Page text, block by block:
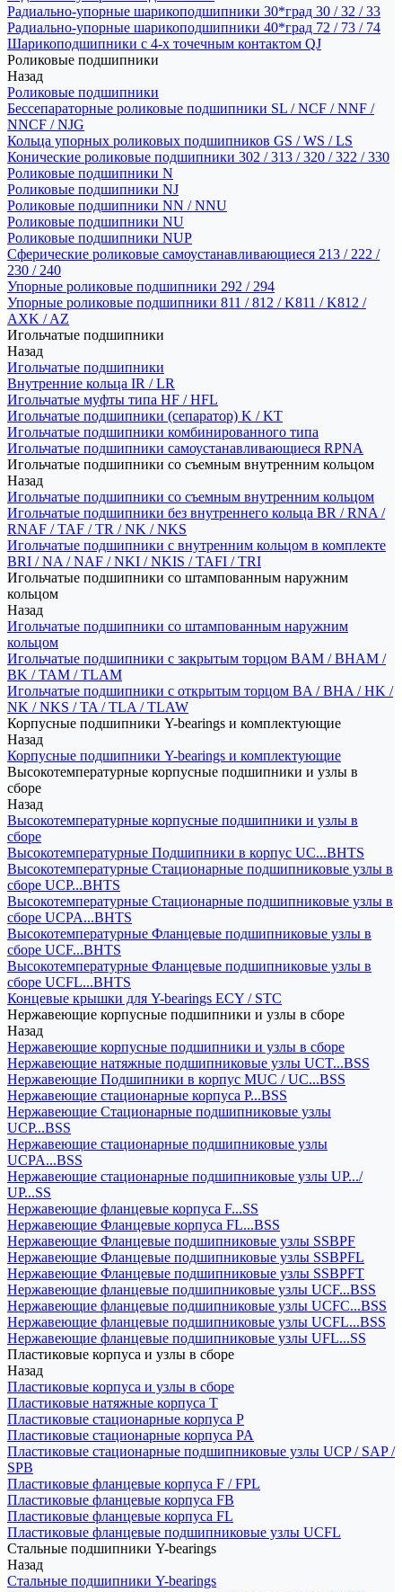
Радиально-упорные шарикоподшипники 30*град 30 / 32 / 33
Радиально-упорные шарикоподшипники 40*град 72 / 73 / 74
Шарикоподшипники с 4-х точечным контактом QJ
Роликовые подшипники
Назад
Роликовые подшипники
Бессепараторные роликовые подшипники SL / NCF / NNF /
NNCF / NJG
Кольца упорных роликовых подшипников GS / WS / LS
Конические роликовые подшипники 302 / 313 / 320 / 322 / 330
Роликовые подшипники N
Роликовые подшипники NJ
Роликовые подшипники NN / NNU
Роликовые подшипники NU
Роликовые подшипники NUP
Сферические роликовые самоустанавливающиеся 213 / 222 /
230 / 240
Упорные роликовые подшипники 292 / 294
Упорные роликовые подшипники 811 / 812 / K811 / K812 /
AXK / AZ
Игольчатые подшипники
Назад
Игольчатые подшипники
Внутренние кольца IR / LR
Игольчатые муфты типа HF / HFL
Игольчатые подшипники (сепаратор) K / KT
Игольчатые подшипники комбинированного типа
Игольчатые подшипники самоустанавливающиеся RPNA
Игольчатые подшипники со съемным внутренним кольцом
Назад
Игольчатые подшипники со съемным внутренним кольцом
Игольчатые подшипники без внутреннего кольца BR / RNA /
RNAF / TAF / TR / NK / NKS
Игольчатые подшипники с внутренним кольцом в комплекте
BRI / NA / NAF / NKI / NKIS / TAFI / TRI
Игольчатые подшипники со штампованным наружним
кольцом
Назад
Игольчатые подшипники со штампованным наружним
кольцом
Игольчатые подшипники с закрытым торцом BAM / BHAM /
BK / TAM / TLAM
Игольчатые подшипники с открытым торцом BA / BHA / HK /
NK / NKS / TA / TLA / TLAW
Корпусные подшипники Y-bearings и комплектующие
Назад
Корпусные подшипники Y-bearings и комплектующие
Высокотемпературные корпусные подшипники и узлы в
сборе
Назад
Высокотемпературные корпусные подшипники и узлы в
сборе
Высокотемпературные Подшипники в корпус UC...BHTS
Высокотемпературные Стационарные подшипниковые узлы в
сборе UCP...BHTS
Высокотемпературные Стационарные подшипниковые узлы в
сборе UCPA...BHTS
Высокотемпературные Фланцевые подшипниковые узлы в
сборе UCF...BHTS
Высокотемпературные Фланцевые подшипниковые узлы в
сборе UCFL...BHTS
Концевые крышки для Y-bearings ECY / STC
Нержавеющие корпусные подшипники и узлы в сборе
Назад
Нержавеющие корпусные подшипники и узлы в сборе
Нержавеющие натяжные подшипниковые узлы UCT...BSS
Нержавеющие Подшипники в корпус MUC / UC...BSS
Нержавеющие стационарные корпуса P...BSS
Нержавеющие Стационарные подшипниковые узлы
UCP...BSS
Нержавеющие стационарные подшипниковые узлы
UCPA...BSS
Нержавеющие стационарные подшипниковые узлы UP.../
UP...SS
Нержавеющие фланцевые корпуса F...SS
Нержавеющие Фланцевые корпуса FL...BSS
Нержавеющие Фланцевые подшипниковые узлы SSBPF
Нержавеющие Фланцевые подшипниковые узлы SSBPFL
Нержавеющие Фланцевые подшипниковые узлы SSBPFT
Нержавеющие фланцевые подшипниковые узлы UCF...BSS
Нержавеющие фланцевые подшипниковые узлы UCFC...BSS
Нержавеющие фланцевые подшипниковые узлы UCFL...BSS
Нержавеющие фланцевые подшипниковые узлы UFL...SS
Пластиковые корпуса и узлы в сборе
Назад
Пластиковые корпуса и узлы в сборе
Пластиковые натяжные корпуса T
Пластиковые стационарные корпуса P
Пластиковые стационарные корпуса PA
Пластиковые стационарные подшипниковые узлы UCP / SAP /
SPB
Пластиковые фланцевые корпуса F / FPL
Пластиковые фланцевые корпуса FB
Пластиковые фланцевые корпуса FL
Пластиковые фланцевые подшипниковые узлы UCFL
Стальные подшипники Y-bearings
Назад
Стальные подшипники Y-bearings